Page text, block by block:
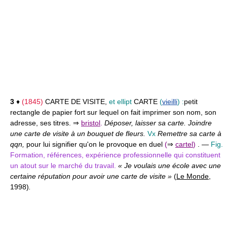
3 ♦ (1845) CARTE DE VISITE, et ellipt CARTE (vieilli) :petit
rectangle de papier fort sur lequel on fait imprimer son nom, son
adresse, ses titres. ⇒ bristol Déposer, laisser sa carte. Joindre
une carte de visite à un bouquet de fleurs. Vx Remettre sa carte à
qqn, pour lui signifier qu'on le provoque en duel (⇒ cartel) . — Fig.
Formation, références, expérience professionnelle qui constituent
un atout sur le marché du travail. « Je voulais une école avec une
certaine réputation pour avoir une carte de visite » (Le Monde
1998)